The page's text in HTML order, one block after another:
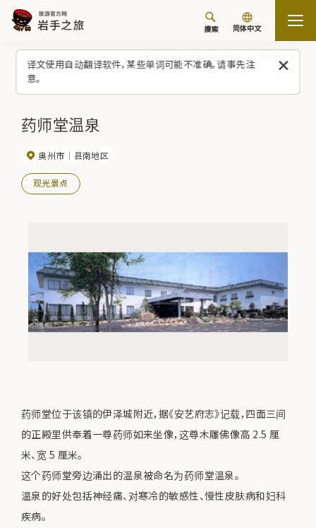
译文使用自动翻译软件，某些单词可能不准确。请事先注
意。
搜索 简体中文
药师堂温泉
奥州市 县南地区
观光景点
药师堂位于该镇的伊泽城附近，据《安艺府志》记载，四面三间
的正殿里供奉着一尊药师如来坐像，这尊木雕佛像高 2.5 厘
米、宽 5 厘米。
这个药师堂旁边涌出的温泉被命名为药师堂温泉。
温泉的好处包括神经痛、对寒冷的敏感性、慢性皮肤病和妇科
疾病。